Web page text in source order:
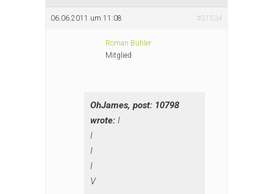
06.06.2011 um 11:08 #31534
Roman Bühler
Mitglied
OhJames, post: 10798
wrote: I
I
I
I
V